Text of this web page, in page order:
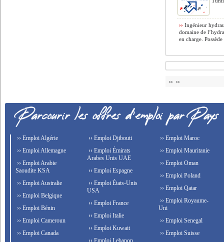
›› Ingénieur
domaine de
en charge.
›› ››
›› Emploi Algérie
›› Emploi Allemagne
›› Emploi Arabie
Saoudite KSA
›› Emploi Australie
›› Emploi Belgique
›› Emploi Bénin
›› Emploi Cameroun
›› Emploi Canada
›› Emploi Djibouti
›› Emploi Émirats
Arabes Unis UAE
›› Emploi Espagne
›› Emploi États-Unis
USA
›› Emploi France
›› Emploi Italie
›› Emploi Kuwait
›› Emploi Lebanon
›› Emploi Maroc
›› Emploi Mauritanie
›› Emploi Oman
›› Emploi Poland
›› Emploi Qatar
›› Emploi Royaume-
Uni
›› Emploi Senegal
›› Emploi Suisse